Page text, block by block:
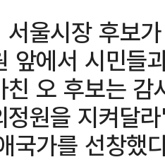
울시장 후보
앞에서 시민들
친 오 후보는
원을 지켜달
국가를 선창했